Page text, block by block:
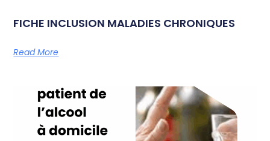
FICHE INCLUSION MALADIES CHRONIQUES
Read More